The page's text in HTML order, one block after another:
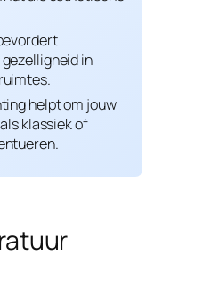
in
helpt om jouw
klassiek of